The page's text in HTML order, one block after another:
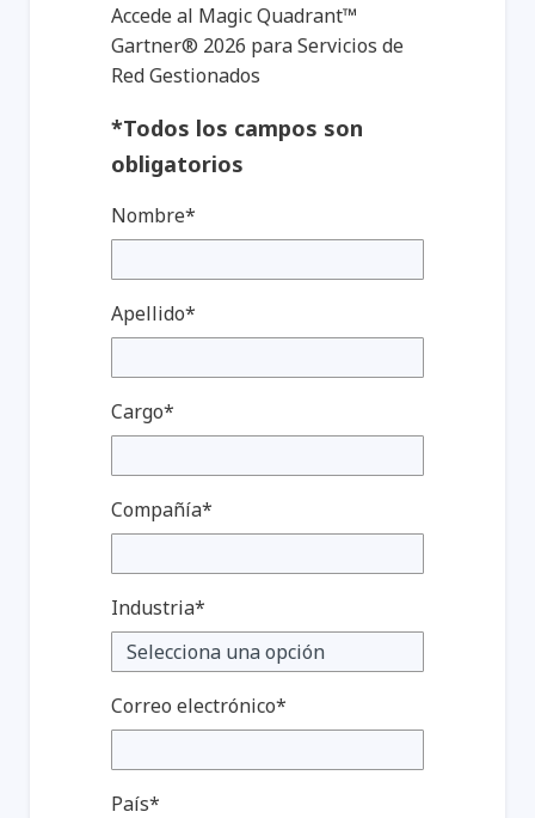
Accede al Magic Quadrant™
Gartner® 2026 para Servicios de
Red Gestionados
*Todos los campos son
obligatorios
Nombre*
Apellido*
Cargo*
Compañía*
Industria*
Correo electrónico*
País*